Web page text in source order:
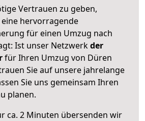
Vertrauen zu geben,
hervorragende
für einen Umzug nach
Ist unser Netzwerkder
für Ihren Umzug von Düren
Sie auf unsere jahrelange
Sie uns gemeinsam Ihren
planen.
ca. 2 Minuten übersenden wir